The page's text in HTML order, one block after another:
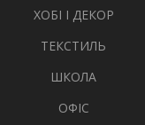
ХОБІ І ДЕКОР
ТЕКСТИЛЬ
ШКОЛА
ОФІС